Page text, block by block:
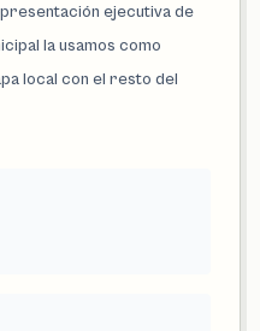
ejecutiva de
la usamos como
local con el resto del